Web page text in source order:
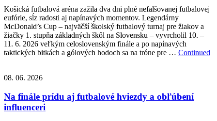
Košická futbalová aréna zažila dva dni plné nefalšovanej futbalovej
eufórie, sĺz radosti aj napínavých momentov. Legendárny
McDonald’s Cup – najväčší školský futbalový turnaj pre žiakov a
žiačky 1. stupňa základných škôl na Slovensku – vyvrcholil 10. –
11. 6. 2026 veľkým celoslovenským finále a po napínavých
taktických bitkách a gólových hodoch sa na tróne pre … Continued
08. 06. 2026
Na finále prídu aj futbalové hviezdy a obľúbení
influenceri